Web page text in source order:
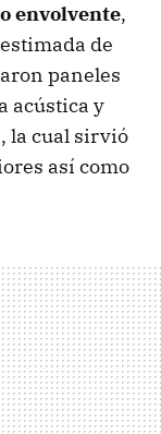
envolvente,
de
paneles
acústica y
la cual sirvió
así como